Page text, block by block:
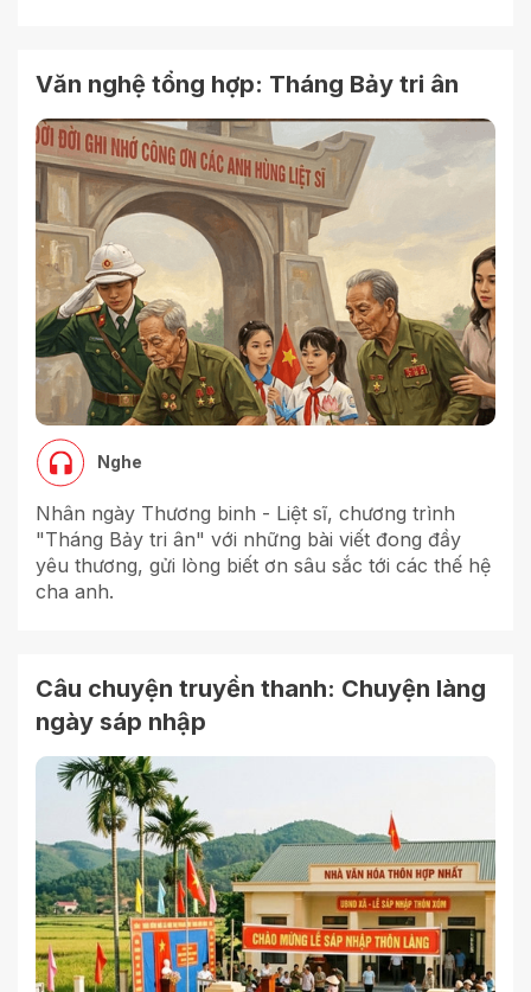
Văn nghệ tổng hợp: Tháng Bảy tri ân
Nghe
Nhân ngày Thương binh - Liệt sĩ, chương trình
"Tháng Bảy tri ân" với những bài viết đong đầy
yêu thương, gửi lòng biết ơn sâu sắc tới các thế hệ
cha anh.
Câu chuyện truyền thanh: Chuyện làng
ngày sáp nhập